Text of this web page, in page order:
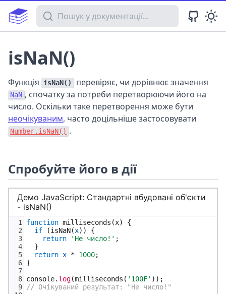
Пошук у документації
isNaN()
Функція isNaN() перевіряє, чи дорівнює значення
NaN , спочатку за потреби перетворюючи його на
число. Оскільки таке перетворення може бути
неочікуваним, часто доцільніше застосовувати
Number.isNaN() .
Спробуйте його в дії